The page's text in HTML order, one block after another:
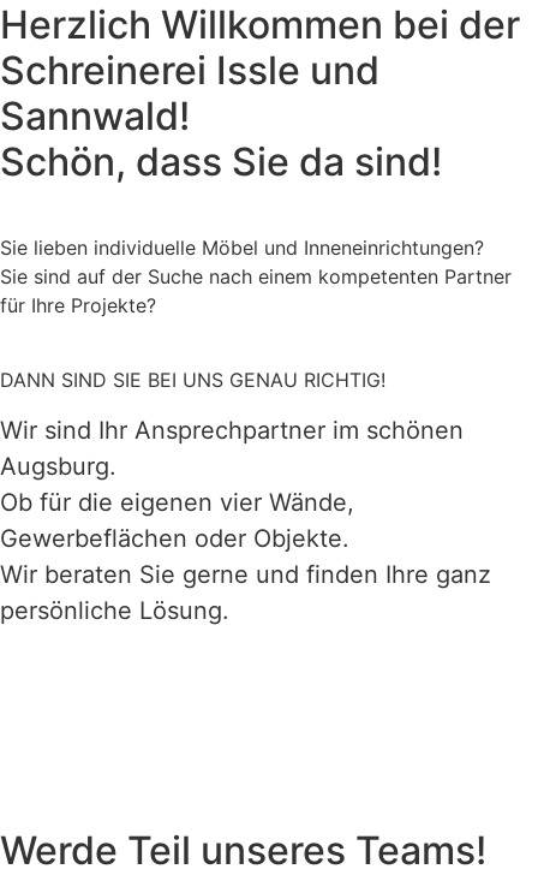
Herzlich Willkommen bei der
Schreinerei Issle und
Sannwald!
Schön, dass Sie da sind!
Sie lieben individuelle Möbel und Inneneinrichtungen?
Sie sind auf der Suche nach einem kompetenten Partner
für Ihre Projekte?
DANN SIND SIE BEI UNS GENAU RICHTIG!
Wir sind Ihr Ansprechpartner im schönen
Augsburg.
Ob für die eigenen vier Wände,
Gewerbeflächen oder Objekte.
Wir beraten Sie gerne und finden Ihre ganz
persönliche Lösung.
Werde Teil unseres Teams!